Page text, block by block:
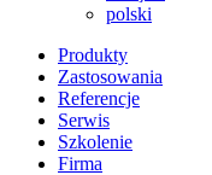
polski
Produkty
Zastosowania
Referencje
Serwis
Szkolenie
Firma